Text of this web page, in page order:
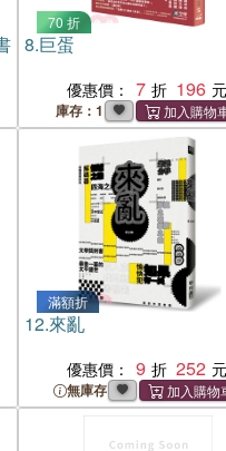
70 折
8.巨蛋
優惠價： 7 196
庫存：1
滿額折
12.來亂
優惠價： 9 252
無庫存